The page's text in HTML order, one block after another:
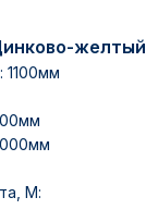
желтый
М: